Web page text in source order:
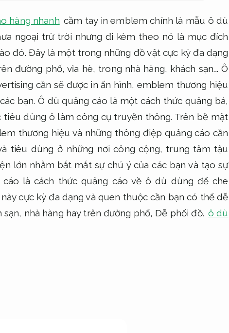
hàng nhanh cầm tay in emblem chính là mẫu ô dù
ngoại trừ trời nhưng đi kèm theo nó là mục đích
đó. Đây là một trong những đồ vật cực kỳ đa dạng
đường phố, vỉa hè, trong nhà hàng, khách sạn…. Ô
cần sẽ được in ấn hình, emblem thương hiệu
bạn. Ô dù quảng cáo là một cách thức quảng bá,
tiêu dùng ô làm công cụ truyền thông. Trên bề mặt
thương hiệu và những thông điệp quảng cáo cần
tiêu dùng ở những nơi công cộng, trung tâm tậu
lớn nhằm bắt mắt sự chú ý của các bạn và tạo sự
là cách thức quảng cáo về ô dù dùng để che
cực kỳ đa dạng và quen thuộc cần bạn có thể dễ
nhà hàng hay trên đường phố, Dễ phối đồ. ô dù